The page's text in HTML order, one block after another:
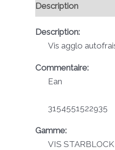
Description
Description:
Vis agglo
Commentaire:
Ean
3154551522935
Gamme:
VIS